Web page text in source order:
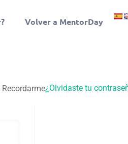
Volver a MentorDay
Recordarme¿Olvidaste tu